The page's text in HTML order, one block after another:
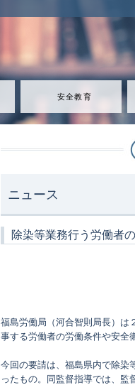
安全教育
ニュース
除染等業務行う労働者
福島労働局（河合智則局長）は
事する労働者の労働条件や安全
今回の要請は、福島県内で除染
ったもの。同監督指導では、監